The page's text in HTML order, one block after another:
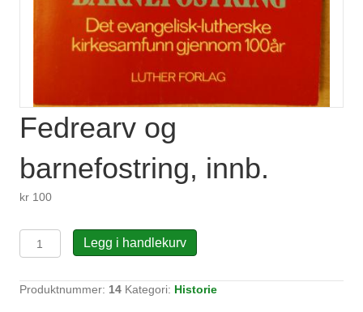
Fedrearv og
barnefostring, innb.
kr 100
Fedrearv
og
innb.
Legg i handlekurv
Produktnummer: 14 Kategori: Historie